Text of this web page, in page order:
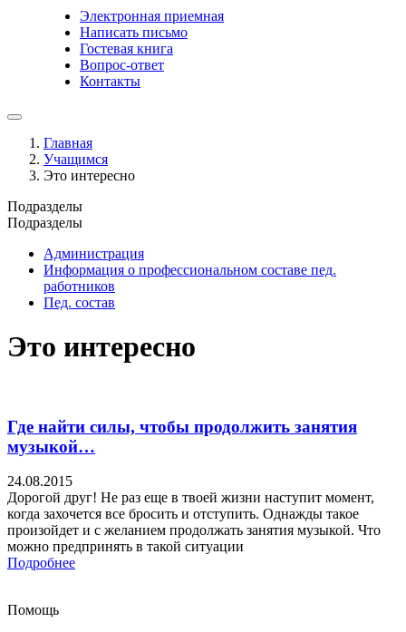
Электронная приемная
Написать письмо
Гостевая книга
Вопрос-ответ
Контакты
Главная
Учащимся
Это интересно
Подразделы
Подразделы
Администрация
Информация о профессиональном составе пед.
работников
Пед. состав
Это интересно
Где найти силы, чтобы продолжить занятия
музыкой…
24.08.2015
Дорогой друг! Не раз еще в твоей жизни наступит момент,
когда захочется все бросить и отступить. Однажды такое
произойдет и с желанием продолжать занятия музыкой. Что
можно предпринять в такой ситуации
Подробнее
Помощь